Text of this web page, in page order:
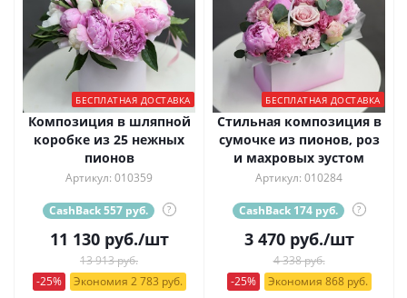
БЕСПЛАТНАЯ ДОСТАВКА
Композиция в шляпной
коробке из 25 нежных
пионов
Артикул: 010359
CashBack 557 руб. ?
11 130руб./шт
13 913 руб.
-25%
Экономия 2 783 руб.
БЕСПЛАТНАЯ ДОСТАВКА
Стильная композиция в
сумочке из пионов, роз
и махровых эустом
Артикул: 010284
CashBack 174 руб. ?
3 470руб./шт
4 338 руб.
-25%
Экономия 868 руб.